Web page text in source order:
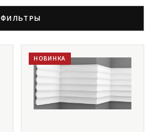
ФИЛЬТРЫ
НОВИНКА